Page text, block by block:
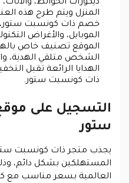
ديكورات الحوائط،
المنزل ويتم طرح هذه
خصم ذات كونسبت ستور،
الموبايل، والأغراض
الموقع تصنيف خاص
الشخص متلقي الهدية،
الهدايا الرائعة تقبل
ذات كونسبت ستور.
التسجيل على
ستور
يجذب متجر ذات كونسبت ستور
المستهلكين بشكل دائم،
العالمية بسعر مناسب مع